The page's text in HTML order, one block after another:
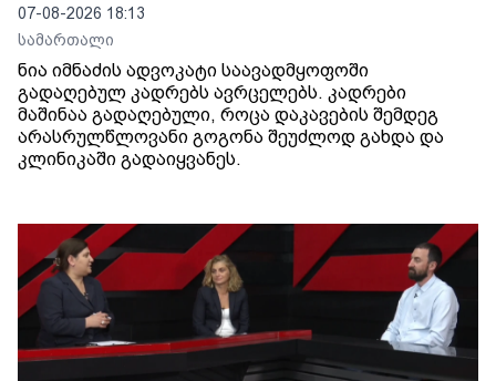
07-08-2026 18:13
სამართალი
ნია იმნაძის ადვოკატი საავადმყოფოში
გადაღებულ კადრებს ავრცელებს. კადრები
მაშინაა გადაღებული, როცა დაკავების შემდეგ
არასრულწლოვანი გოგონა შეუძლოდ გახდა და
კლინიკაში გადაიყვანეს.